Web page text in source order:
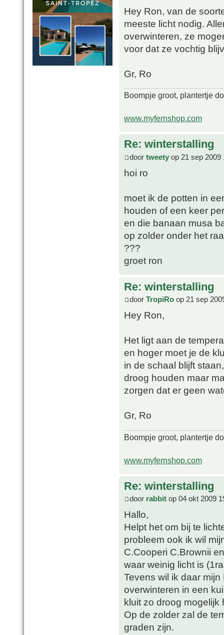
Hey Ron, van de
meeste licht nodig.
overwinteren, ze
voor dat ze vochtig
Gr, Ro
Boompje groot, plantertje
www.myfernshop.com
Re: winterstalling
door tweety op 21 sep 2009
hoi ro
moet ik de potten in
houden of een keer
en die banaan musa
op zolder onder het
???
groet ron
Re: winterstalling
door TropiRo op 21 sep
Hey Ron,
Het ligt aan de
en hoger moet je de
in de schaal blijft
droog houden maar
zorgen dat er geen
Gr, Ro
Boompje groot, plantertje
www.myfernshop.com
Re: winterstalling
door rabbit op 04 okt 2009
Hallo,
Helpt het om bij te
probleem ook ik wil
C.Cooperi C.Brownii
waar weinig licht is
Tevens wil ik daar
overwinteren in een
kluit zo droog mogelijk
Op de zolder zal de
graden zijn.